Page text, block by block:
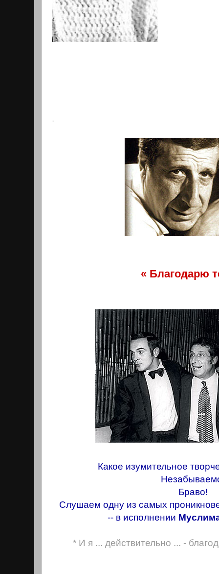
.
« Благодарю
Какое изумительное
Браво!
Слушаем одну из самых
-- в исполнении
* И я ... действительно ... -